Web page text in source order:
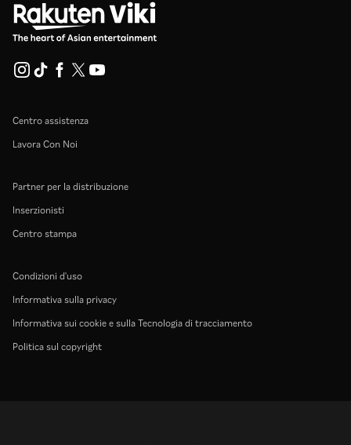
Centro assistenza
Lavora Con Noi
Partner per la distribuzione
Inserzionisti
Centro stampa
Condizioni d'uso
Informativa sulla privacy
Informativa sui cookie e sulla Tecnologia di tracciamento
Politica sul copyright